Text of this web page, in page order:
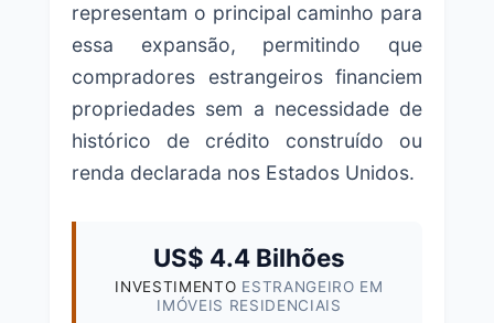
representam o principal caminho para
essa expansão, permitindo que
compradores estrangeiros financiem
propriedades sem a necessidade de
histórico de crédito construído ou
renda declarada nos Estados Unidos.
US$ 4.4 Bilhões
INVESTIMENTO ESTRANGEIRO EM
IMÓVEIS RESIDENCIAIS